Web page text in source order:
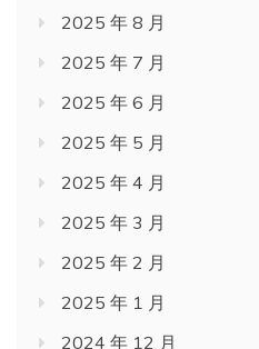
2025 年 8 月
2025 年 7 月
2025 年 6 月
2025 年 5 月
2025 年 4 月
2025 年 3 月
2025 年 2 月
2025 年 1 月
2024 年 12 月